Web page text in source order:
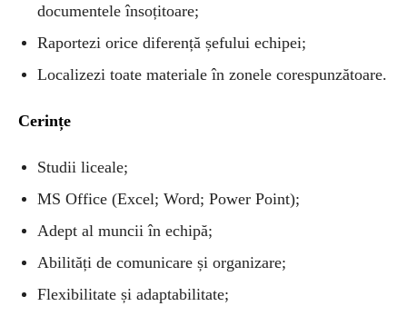
documentele însoțitoare;
Raportezi orice diferență șefului echipei;
Localizezi toate materiale în zonele corespunzătoare.
Cerințe
Studii liceale;
MS Office (Excel; Word; Power Point);
Adept al muncii în echipă;
Abilități de comunicare și organizare;
Flexibilitate și adaptabilitate;